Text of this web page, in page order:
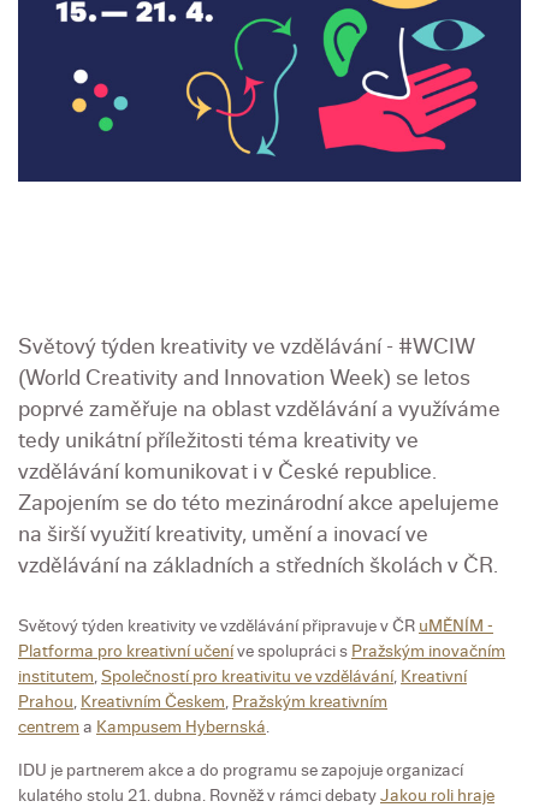
Světový týden kreativity ve vzdělávání - #WCIW
(World Creativity and Innovation Week) se letos
poprvé zaměřuje na oblast vzdělávání a využíváme
tedy unikátní příležitosti téma kreativity ve
vzdělávání komunikovat i v České republice.
Zapojením se do této mezinárodní akce apelujeme
na širší využití kreativity, umění a inovací ve
vzdělávání na základních a středních školách v ČR.
Světový týden kreativity ve vzdělávání připravuje v ČR uMĚNÍM -
Platforma pro kreativní učeníve spolupráci s Pražským inovačním
institutem, Společností pro kreativitu ve vzdělávání, Kreativní
Prahou, Kreativním Českem, Pražským kreativním
centrem a Kampusem Hybernská.
IDU je partnerem akce a do programu se zapojuje organizací
kulatého stolu 21. dubna. Rovněž v rámci debatyJakou roli hraje